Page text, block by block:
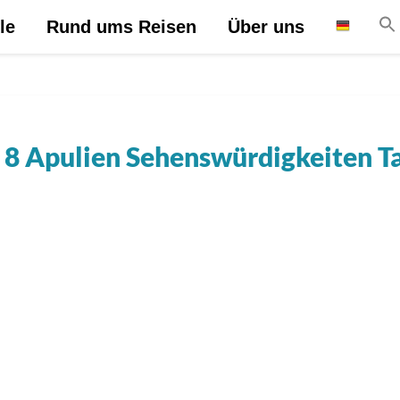
Rund ums Reisen Über uns
8 Apulien Sehenswürdigkeiten